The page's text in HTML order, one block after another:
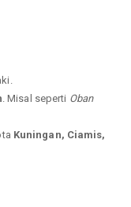
. Misal seperti Oban
Kuningan, Ciamis,